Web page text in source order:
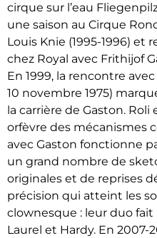
cirque sur l’eau
une saison au Cirque
Louis Knie (1995-1996) et
chez Royal avec Frithijof
En 1999, la rencontre
10 novembre 1975)
la carrière de Gaston.
orfèvre des mécanismes
avec Gaston fonctionne
un grand nombre de
originales et de reprises
précision qui atteint les
clownesque : leur duo
Laurel et Hardy. En 2007-